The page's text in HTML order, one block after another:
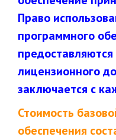
Право
программного
лицензионного
заключается с
Стоимость
обеспечения